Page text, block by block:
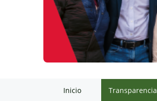
Inicio Transparencia